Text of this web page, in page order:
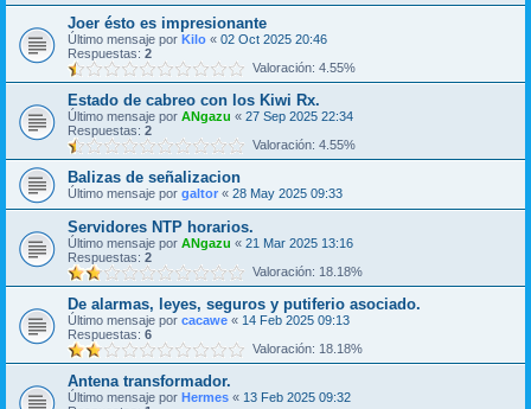
Joer ésto es impresionante
Último mensaje por Kilo « 02 Oct 2025 20:46
Respuestas: 2
Valoración: 4.55%
Estado de cabreo con los Kiwi Rx.
Último mensaje por ANgazu « 27 Sep 2025 22:34
Respuestas: 2
Valoración: 4.55%
Balizas de señalizacion
Último mensaje por galtor « 28 May 2025 09:33
Servidores NTP horarios.
Último mensaje por ANgazu « 21 Mar 2025 13:16
Respuestas: 2
Valoración: 18.18%
De alarmas, leyes, seguros y putiferio asociado.
Último mensaje por cacawe « 14 Feb 2025 09:13
Respuestas: 6
Valoración: 18.18%
Antena transformador.
Último mensaje por Hermes « 13 Feb 2025 09:32